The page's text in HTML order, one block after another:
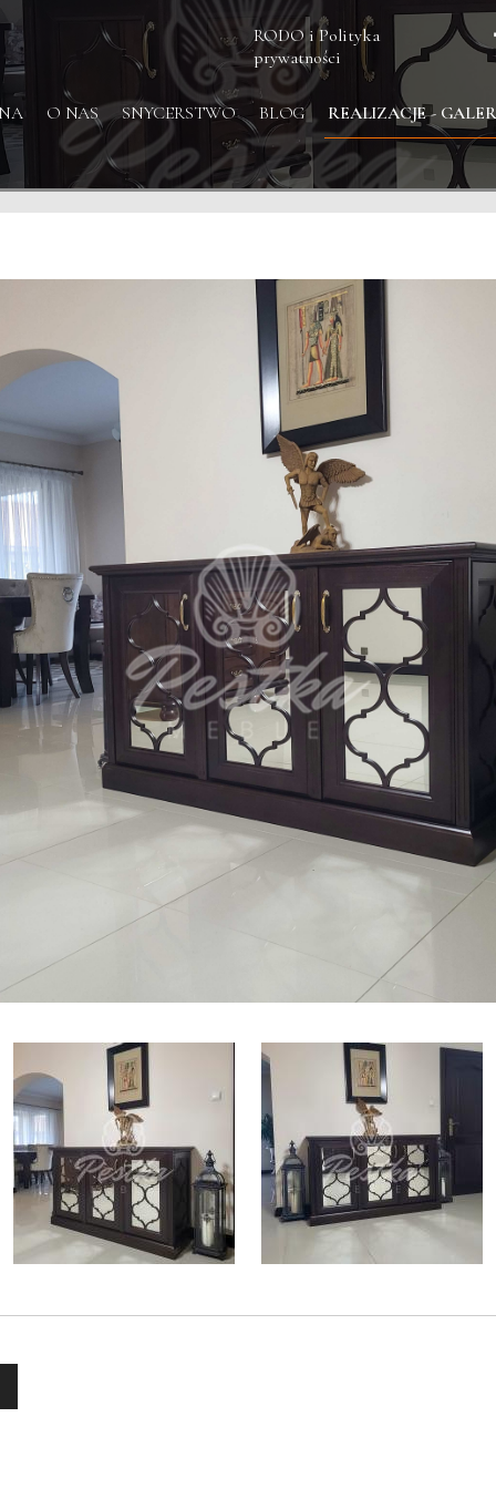
RODO i Polityka
prywatności
O NAS SNYCERSTWO BLOG REALIZACJE -